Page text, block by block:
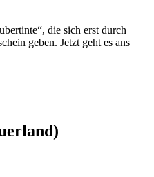
die sich erst durch
geben. Jetzt geht es ans